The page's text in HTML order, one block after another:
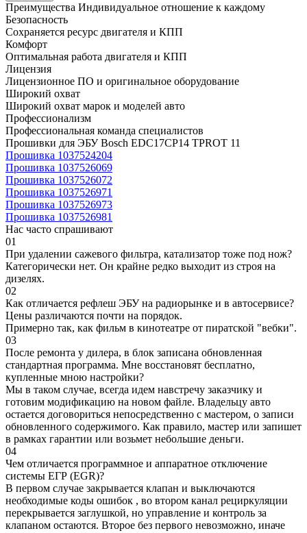
Преимущества Индивидуальное отношение к каждому
Безопасность
Сохраняется ресурс двигателя и КПП
Комфорт
Оптимальная работа двигателя и КПП
Лицензия
Лицензионное ПО и оригинальное оборудование
Широкий охват
Широкий охват марок и моделей авто
Профессионализм
Профессиональная команда специалистов
Прошивки для ЭБУ Bosch EDC17CP14 TPROT 11
Прошивка 1037524204
Прошивка 1037526069
Прошивка 1037526072
Прошивка 1037526971
Прошивка 1037526973
Прошивка 1037526981
Нас часто спрашивают
01
При удалении сажевого фильтра, катализатор тоже под нож?
Категорически нет. Он крайне редко выходит из строя на
дизелях.
02
Как отличается рефлеш ЭБУ на радиорынке и в автосервисе?
Цены различаются почти на порядок.
Примерно так, как фильм в кинотеатре от пиратской "вебки".
03
После ремонта у дилера, в блок записана обновленная
стандартная программа. Мне восстановят бесплатно,
купленные мною настройки?
Мы в таком случае, всегда идем навстречу заказчику и
готовим модификацию на новом файле. Владельцу авто
остается договориться непосредственно с мастером, о записи
обновленного содержимого. Как правило, мастер или запишет
в рамках гарантии или возьмет небольшие деньги.
04
Чем отличается программное и аппаратное отключение
системы ЕГР (EGR)?
В первом случае закрывается клапан и выключаются
необходимые коды ошибок , во втором канал рециркуляции
перекрывается заглушкой, но управление и контроль за
клапаном остаются. Второе без первого невозможно, иначе